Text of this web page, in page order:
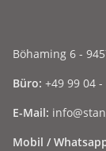
Böhaming 6 -
Büro: +49 99 04 -
E-Mail:
Mobil /